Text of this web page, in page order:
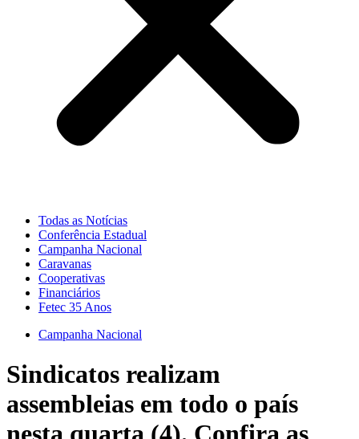
Todas as Notícias
Conferência Estadual
Campanha Nacional
Caravanas
Cooperativas
Financiários
Fetec 35 Anos
Campanha Nacional
Sindicatos realizam
assembleias em todo o país
nesta quarta (4). Confira as